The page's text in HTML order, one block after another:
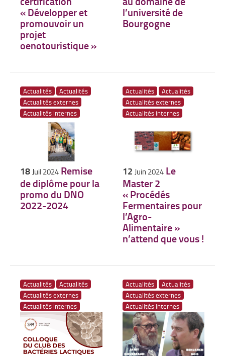
« Développer et
promouvoir un
projet
oenotouristique »
l’université de
Bourgogne
Actualités
Actualités
Actualités externes
Actualités internes
18 Juil 2024 Remise
de diplôme pour la
promo du DNO
2022-2024
Actualités
Actualités
Actualités externes
Actualités internes
12 Juin 2024 Le
Master 2
« Procédés
Fermentaires pour
l’Agro-
Alimentaire »
n’attend que vous !
Actualités
Actualités
Actualités externes
Actualités internes
Actualités
Actualités
Actualités externes
Actualités internes